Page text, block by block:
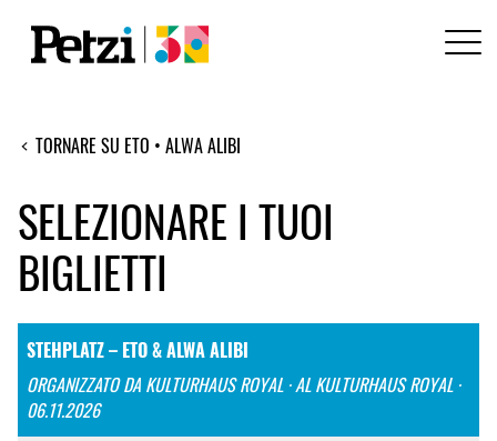
TORNARE SU ETO • ALWA ALIBI
SELEZIONARE I TUOI
BIGLIETTI
STEHPLATZ – ETO & ALWA ALIBI
ORGANIZZATO DA KULTURHAUS ROYAL · AL KULTURHAUS ROYAL ·
06.11.2026